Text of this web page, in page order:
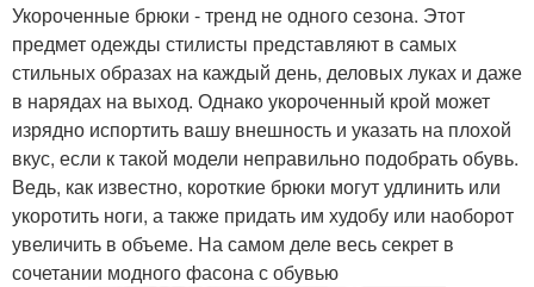
Укороченные брюки - тренд не одного сезона. Этот
предмет одежды стилисты представляют в самых
стильных образах на каждый день, деловых луках и даже
в нарядах на выход. Однако укороченный крой может
изрядно испортить вашу внешность и указать на плохой
вкус, если к такой модели неправильно подобрать обувь.
Ведь, как известно, короткие брюки могут удлинить или
укоротить ноги, а также придать им худобу или наоборот
увеличить в объеме. На самом деле весь секрет в
сочетании модного фасона с обувью